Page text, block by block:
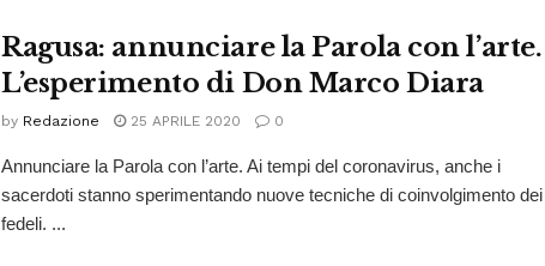
Ragusa: annunciare la Parola con l’arte.
L’esperimento di Don Marco Diara
by Redazione 25 APRILE 2020 0
Annunciare la Parola con l’arte. Ai tempi del coronavirus, anche i
sacerdoti stanno sperimentando nuove tecniche di coinvolgimento dei
fedeli. ...